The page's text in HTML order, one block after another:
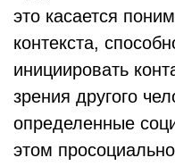
это касается
контекста,
инициировать
зрения другого
определенные
этом